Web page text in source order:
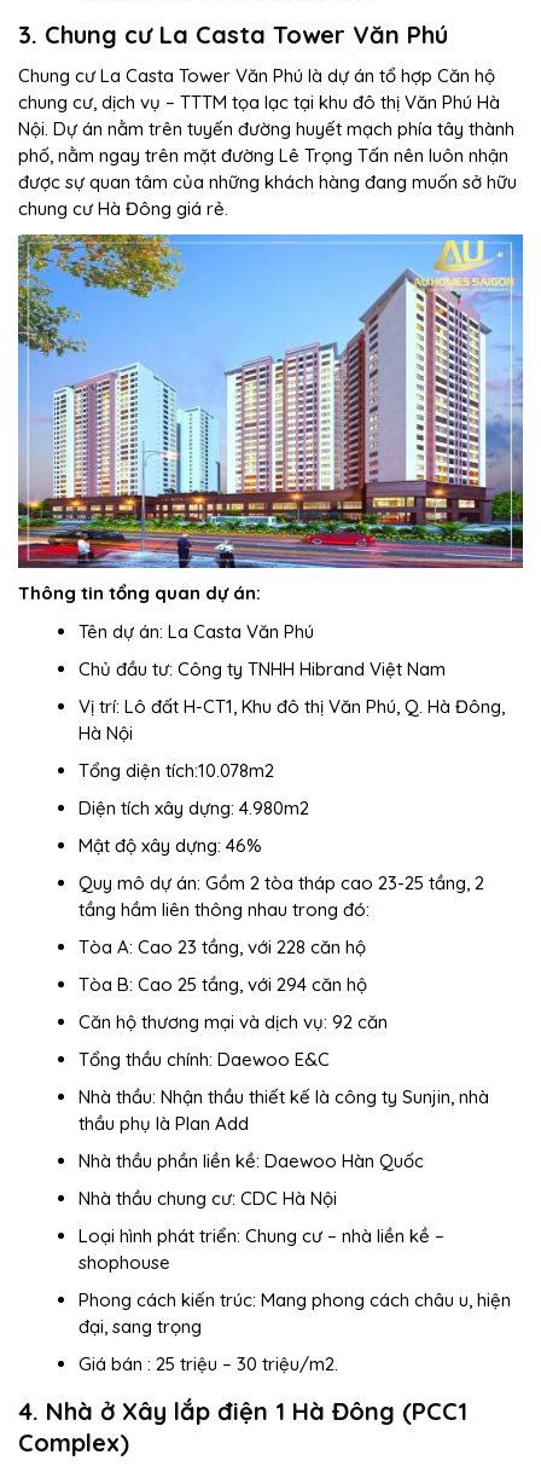
3. Chung cư La Casta Tower Văn Phú
Chung cư La Casta Tower Văn Phú là dự án tổ hợp Căn hộ
chung cư, dịch vụ – TTTM tọa lạc tại khu đô thị Văn Phú Hà
Nội. Dự án nằm trên tuyến đường huyết mạch phía tây thành
phố, nằm ngay trên mặt đường Lê Trọng Tấn nên luôn nhận
được sự quan tâm của những khách hàng đang muốn sở hữu
chung cư Hà Đông giá rẻ.
Thông tin tổng quan dự án:
Tên dự án: La Casta Văn Phú
Chủ đầu tư: Công ty TNHH Hibrand Việt Nam
Vị trí: Lô đất H-CT1, Khu đô thị Văn Phú, Q. Hà Đông,
Hà Nội
Tổng diện tích:10.078m2
Diện tích xây dựng: 4.980m2
Mật độ xây dựng: 46%
Quy mô dự án: Gồm 2 tòa tháp cao 23-25 tầng, 2
tầng hầm liên thông nhau trong đó:
Tòa A: Cao 23 tầng, với 228 căn hộ
Tòa B: Cao 25 tầng, với 294 căn hộ
Căn hộ thương mại và dịch vụ: 92 căn
Tổng thầu chính: Daewoo E&C
Nhà thầu: Nhận thầu thiết kế là công ty Sunjin, nhà
thầu phụ là Plan Add
Nhà thầu phần liền kề: Daewoo Hàn Quốc
Nhà thầu chung cư: CDC Hà Nội
Loại hình phát triển: Chung cư – nhà liền kề –
shophouse
Phong cách kiến trúc: Mang phong cách châu u, hiện
đại, sang trọng
Giá bán : 25 triệu – 30 triệu/m2.
4. Nhà ở Xây lắp điện 1 Hà Đông (PCC1
Complex)